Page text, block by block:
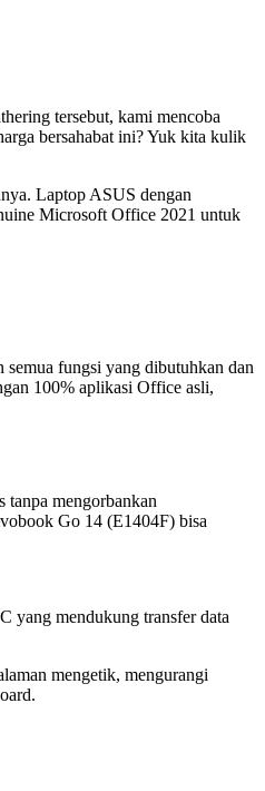
tersebut, kami mencoba
bersahabat ini? Yuk kita kulik
Laptop ASUS dengan
Microsoft Office 2021 untuk
fungsi yang dibutuhkan dan
100% aplikasi Office asli,
tanpa mengorbankan
Go 14 (E1404F) bisa
yang mendukung transfer data
mengetik, mengurangi